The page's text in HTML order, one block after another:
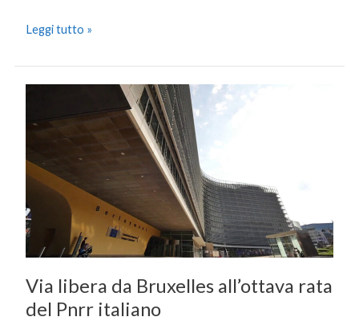
Leggi tutto »
Via libera da Bruxelles all’ottava rata
del Pnrr italiano
all’ottava
rata
del
Pnrr
italiano